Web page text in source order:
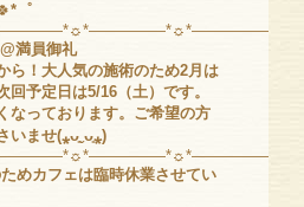
*゜
満員御礼
ら！大人気の施術のため2月は
回予定日は5/16（土）です。
なっております。ご希望の方
いませ(⁎ᴗ͈ˬᴗ͈⁎)
めカフェは臨時休業させてい